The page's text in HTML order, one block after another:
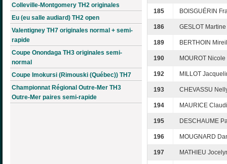
Colleville-Montgomery TH2 originales
Eu (eu salle audiard) TH2 open
Valentigney TH7 originales normal + semi-
rapide
Coupe Onondaga TH3 originales semi-
normal
Coupe Imokursi (Rimouski (Québec)) TH7
Championnat Régional Outre-Mer TH3
Outre-Mer paires semi-rapide
185 BOISGUÉRIN
186 GESLOT Martine
189 BERTHOIN
190 MOUROT Nicole
192 MILLOT
193 CHEVASSU
194 MAURICE
195 DESCHAUME
196 MOUGNARD
197 MATHIEU